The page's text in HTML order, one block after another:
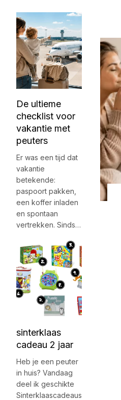
De ultieme
checklist voor
vakantie met
peuters
Er was een tijd dat
vakantie
betekende:
paspoort pakken,
een koffer inladen
en spontaan
vertrekken. Sinds…
sinterklaas
cadeau 2 jaar
Heb je een peuter
in huis? Vandaag
deel ik geschikte
Sinterklaascadeaus